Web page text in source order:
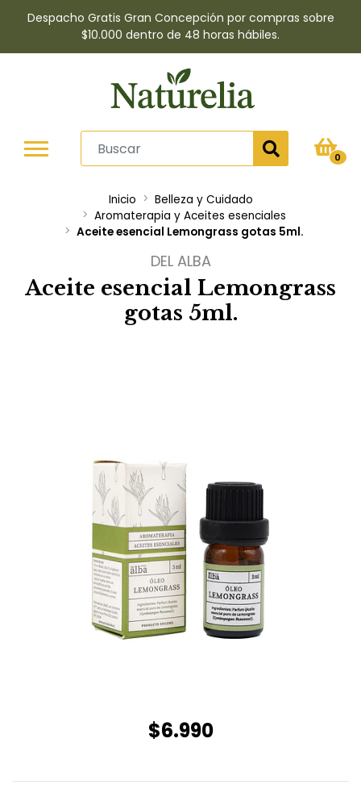
Despacho Gratis Gran Concepción por compras sobre
$10.000 dentro de 48 horas hábiles.
0
Inicio
Belleza y Cuidado
Aromaterapia y Aceites esenciales
Aceite esencial Lemongrass gotas 5ml.
DEL ALBA
Aceite esencial Lemongrass
gotas 5ml.
$6.990